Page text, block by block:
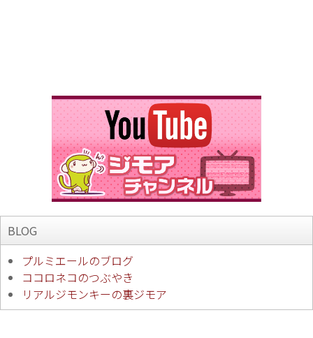
BLOG
プルミエールのブログ
ココロネコのつぶやき
リアルジモンキーの裏ジモア